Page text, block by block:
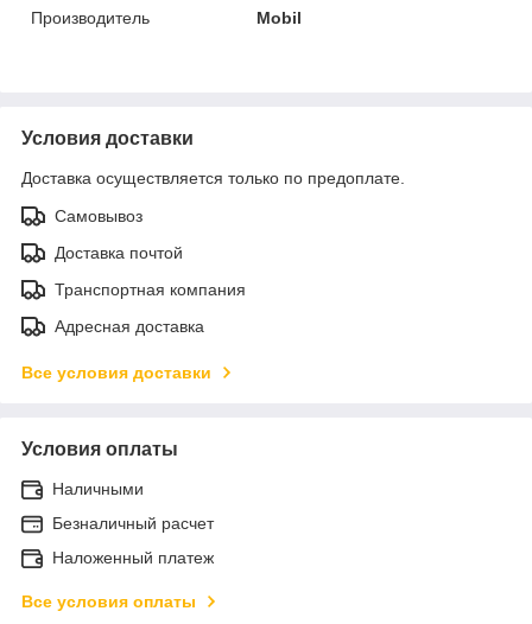
Производитель
Mobil
Условия доставки
Доставка осуществляется только по предоплате.
Самовывоз
Доставка почтой
Транспортная компания
Адресная доставка
Все условия доставки
Условия оплаты
Наличными
Безналичный расчет
Наложенный платеж
Все условия оплаты